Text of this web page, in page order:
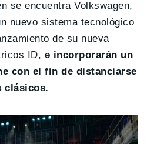
se encuentra Volkswagen,
nuevo sistema tecnológico
de su nueva
ID, e incorporarán un
con el fin de distanciarse
clásicos.